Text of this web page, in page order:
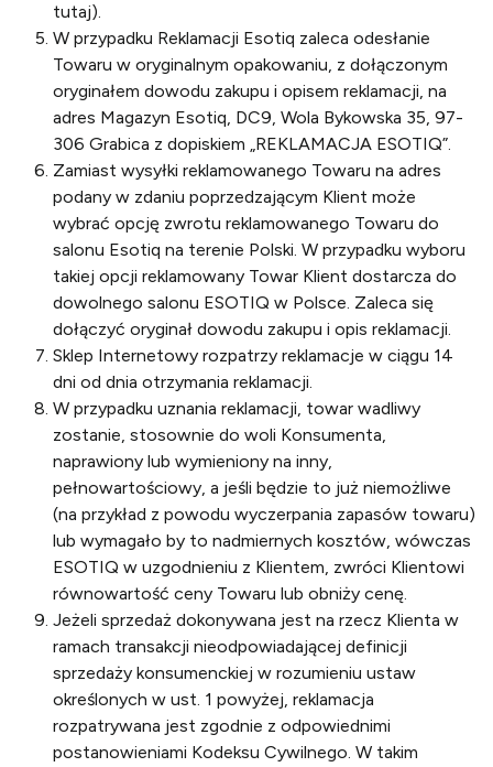
tutaj).
W przypadku Reklamacji Esotiq zaleca odesłanie
Towaru w oryginalnym opakowaniu, z dołączonym
oryginałem dowodu zakupu i opisem reklamacji, na
adres Magazyn Esotiq, DC9, Wola Bykowska 35, 97-
306 Grabica z dopiskiem „REKLAMACJA ESOTIQ”.
Zamiast wysyłki reklamowanego Towaru na adres
podany w zdaniu poprzedzającym Klient może
wybrać opcję zwrotu reklamowanego Towaru do
salonu Esotiq na terenie Polski. W przypadku wyboru
takiej opcji reklamowany Towar Klient dostarcza do
dowolnego salonu ESOTIQ w Polsce. Zaleca się
dołączyć oryginał dowodu zakupu i opis reklamacji.
Sklep Internetowy rozpatrzy reklamacje w ciągu 14
dni od dnia otrzymania reklamacji.
W przypadku uznania reklamacji, towar wadliwy
zostanie, stosownie do woli Konsumenta,
naprawiony lub wymieniony na inny,
pełnowartościowy, a jeśli będzie to już niemożliwe
(na przykład z powodu wyczerpania zapasów towaru)
lub wymagało by to nadmiernych kosztów, wówczas
ESOTIQ w uzgodnieniu z Klientem, zwróci Klientowi
równowartość ceny Towaru lub obniży cenę.
Jeżeli sprzedaż dokonywana jest na rzecz Klienta w
ramach transakcji nieodpowiadającej definicji
sprzedaży konsumenckiej w rozumieniu ustaw
określonych w ust. 1 powyżej, reklamacja
rozpatrywana jest zgodnie z odpowiednimi
postanowieniami Kodeksu Cywilnego. W takim